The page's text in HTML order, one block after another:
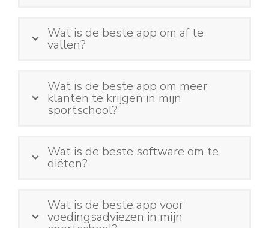
Wat is de beste app om af te
vallen?
Wat is de beste app om meer
klanten te krijgen in mijn
sportschool?
Wat is de beste software om te
diëten?
Wat is de beste app voor
voedingsadviezen in mijn